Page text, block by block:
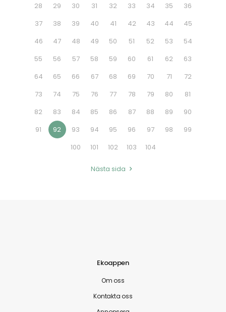
28
29 30 31 32 33 34 35
36
37
38 39 40 41 42 43 44
45
46
47 48 49 50 51 52 53
54
55
56 57 58 59 60 61 62
63
64
65 66 67 68 69 70 71
72
73
74 75 76 77 78 79 80
81
82
83 84 85 86 87 88 89
90
91
92 93 94 95 96 97 98
99
100
101 102 103 104
Nästa sida
Ekoappen
Om oss
Kontakta oss